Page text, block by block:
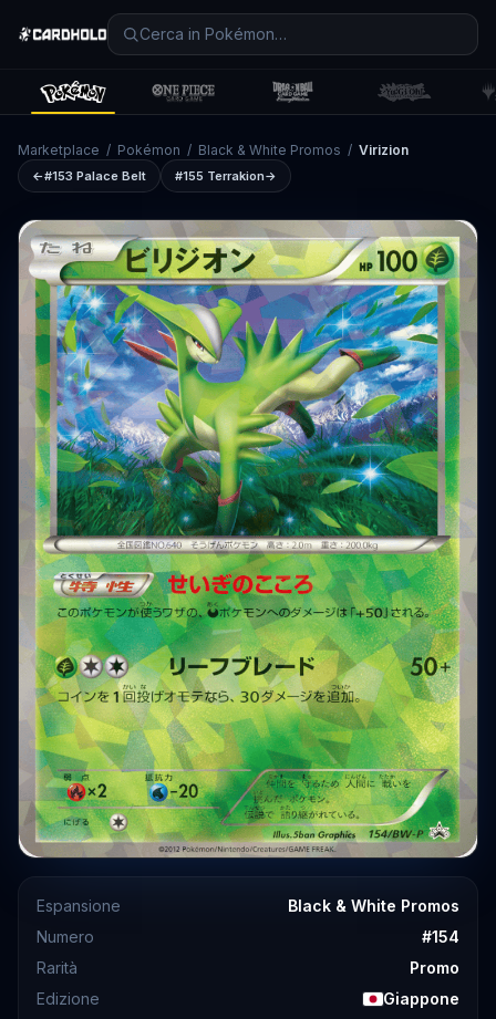
Marketplace / Pokémon / Black & White Promos / Virizion
←#153 Palace Belt #155 Terrakion→
Espansione
Black & White Promos
Numero
#154
Rarità
Promo
Edizione
Giappone